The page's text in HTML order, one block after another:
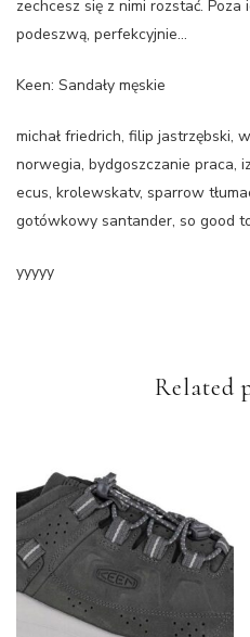
zechcesz się z nimi rozstać.
podeszwą, perfekcyjnie…
Keen: Sandały męskie
michał friedrich, filip jastrzębski,
norwegia, bydgoszczanie praca,
ecus, krolewskatv, sparrow
gotówkowy santander, so good
yyyyy
Related